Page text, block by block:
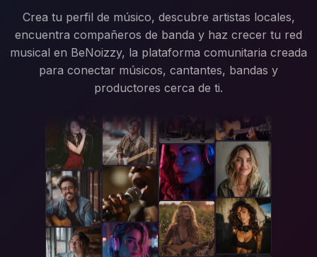
Crea tu perfil de músico, descubre artistas locales,
encuentra compañeros de banda y haz crecer tu red
musical en BeNoizzy, la plataforma comunitaria creada
para conectar músicos, cantantes, bandas y
productores cerca de ti.